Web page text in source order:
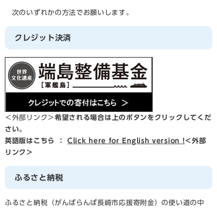
次のいずれかの方法でお願いします。
クレジット決済
＜外部リンク＞ 希望される場合は上のボタンをクリックしてくだ
さい。
英語版はこちら ： Click here for English version !＜外部
リンク＞
ふるさと納税
ふるさと納税（がんばらんば長崎市応援寄附金）の使い道の中